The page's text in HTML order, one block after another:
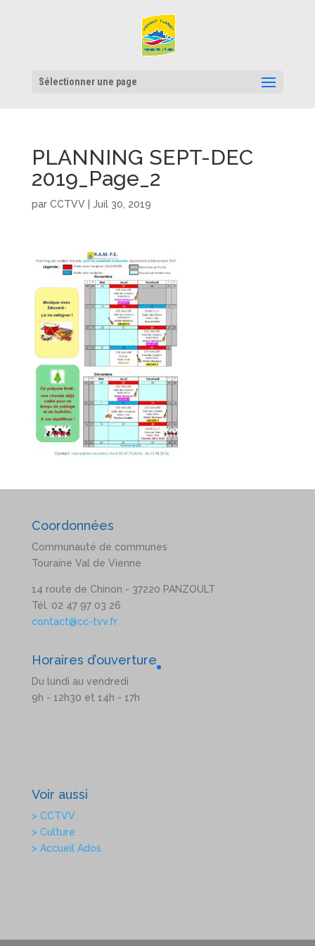
Sélectionner une page
PLANNING SEPT-DEC
2019_Page_2
par CCTVV| Juil 30, 2019
Coordonnées
Communauté de communes
Touraine Val de Vienne
14 route de Chinon - 37220 PANZOULT
Tél. 02 47 97 03 26
contact@cc-tvv.fr
Horaires d’ouverture
Du lundi au vendredi
9h - 12h30 et 14h - 17h
Voir aussi
> CCTVV
> Culture
> Accueil Ados